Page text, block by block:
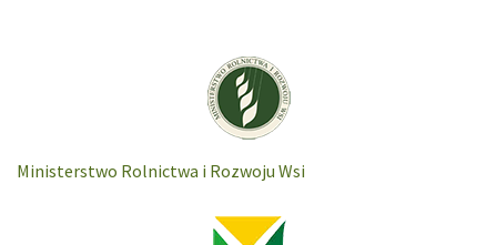
Ministerstwo Rolnictwa i Rozwoju Wsi